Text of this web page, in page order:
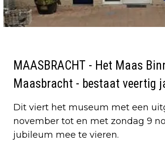
MAASBRACHT - Het Maas
Maasbracht - bestaat veertig
Dit viert het museum met een
november tot en met zondag 9
jubileum mee te vieren.